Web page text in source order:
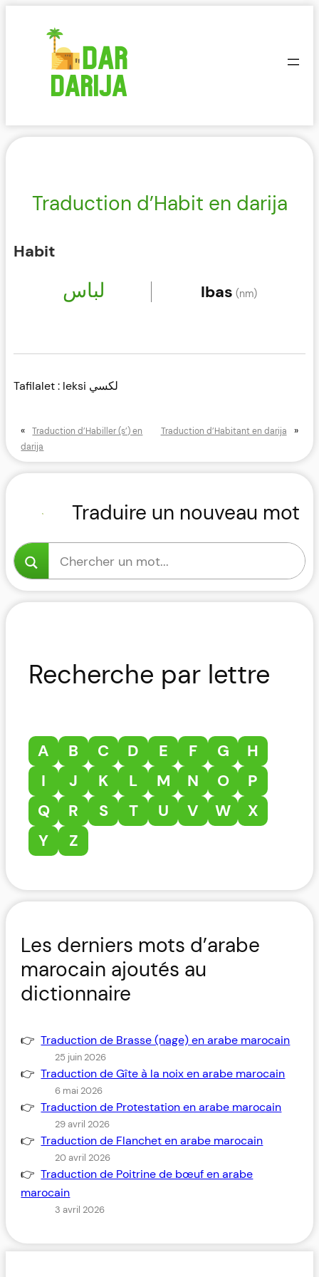
Traduction d’Habit en darija
Habit
لباس lbas (nm)
Tafilalet : leksi لكسي
«
Traduction d’Habiller (s’) en
darija
Traduction d’Habitant en darija »
Traduire un nouveau mot
Recherche par lettre
A B C D E F G
H
I
J K L M N O
P
Q
R S T U V W
X
Y
Z
Les derniers mots d’arabe
marocain ajoutés au
dictionnaire
Traduction de Brasse (nage) en arabe marocain
25 juin 2026
Traduction de Gîte à la noix en arabe marocain
6 mai 2026
Traduction de Protestation en arabe marocain
29 avril 2026
Traduction de Flanchet en arabe marocain
20 avril 2026
Traduction de Poitrine de bœuf en arabe
marocain
3 avril 2026